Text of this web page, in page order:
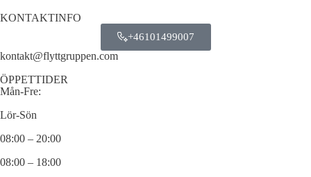
KONTAKTINFO
+46101499007
kontakt@flyttgruppen.com
ÖPPETTIDER
Mån-Fre:
Lör-Sön
08:00 – 20:00
08:00 – 18:00